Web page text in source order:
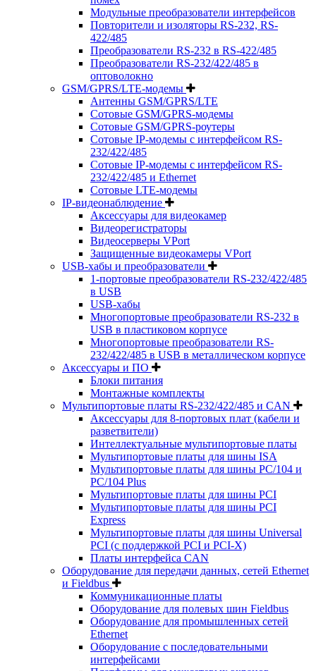
Модульные преобразователи интерфейсов
Повторители и изоляторы RS-232, RS-
422/485
Преобразователи RS-232 в RS-422/485
Преобразователи RS-232/422/485 в
оптоволокно
GSM/GPRS/LTE-модемы
Антенны GSM/GPRS/LTE
Сотовые GSM/GPRS-модемы
Сотовые GSM/GPRS-роутеры
Сотовые IP-модемы с интерфейсом RS-
232/422/485
Сотовые IP-модемы с интерфейсом RS-
232/422/485 и Ethernet
Сотовые LTE-модемы
IP-видеонаблюдение
Аксессуары для видеокамер
Видеорегистраторы
Видеосерверы VPort
Защищенные видеокамеры VPort
USB-хабы и преобразователи
1-портовые преобразователи RS-232/422/485
в USB
USB-хабы
Многопортовые преобразователи RS-232 в
USB в пластиковом корпусе
Многопортовые преобразователи RS-
232/422/485 в USB в металлическом корпусе
Аксессуары и ПО
Блоки питания
Монтажные комплекты
Мультипортовые платы RS-232/422/485 и CAN
Аксессуары для 8-портовых плат (кабели и
разветвители)
Интеллектуальные мультипортовые платы
Мультипортовые платы для шины ISA
Мультипортовые платы для шины PC/104 и
PC/104 Plus
Мультипортовые платы для шины PCI
Мультипортовые платы для шины PCI
Express
Мультипортовые платы для шины Universal
PCI (с поддержкой PCI и PCI-X)
Платы интерфейса CAN
Оборудование для передачи данных, сетей Ethernet
и Fieldbus
Коммуникационные платы
Оборудование для полевых шин Fieldbus
Оборудование для промышленных сетей
Ethernet
Оборудование с последовательными
интерфейсами